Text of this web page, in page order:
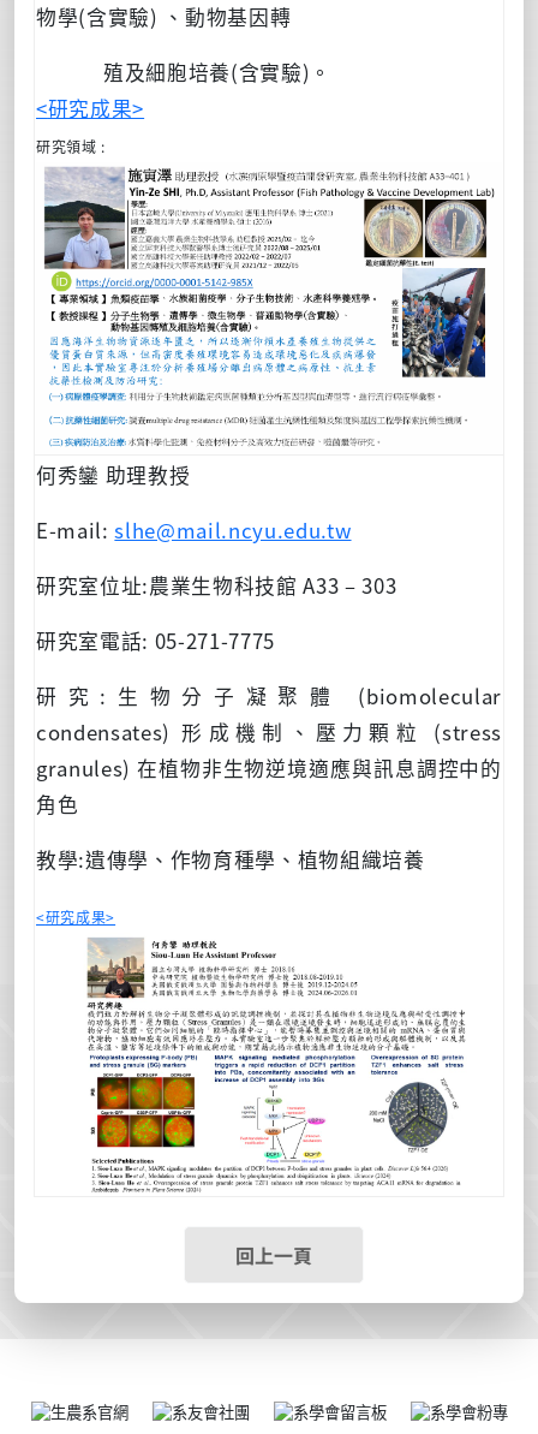
物學(含實驗) 、動物基因轉
殖及細胞培養(含實驗)。
<研究成果>
研究領域 :
何秀鑾 助理教授
E-mail:slhe@mail.ncyu.edu.tw
研究室位址:農業生物科技館 A33 – 303
研究室電話: 05-271-7775
研究:生物分子凝聚體 (biomolecular
condensates) 形成機制、壓力顆粒 (stress
granules) 在植物非生物逆境適應與訊息調控中的
角色
教學:遺傳學、作物育種學、植物組織培養
<研究成果>
回上一頁